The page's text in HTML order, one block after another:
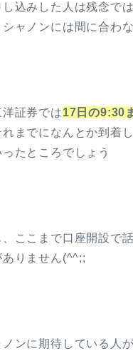
込みした人は残念で
ャノンには間に合わ
証券では17日の9:30
までになんとか到着
たところでしょう
ここまで口座開設で
りません(^^;;
ンに期待している人